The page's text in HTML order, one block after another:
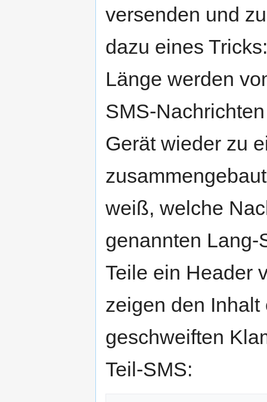
versenden und
dazu eines
Länge werden
SMS-
Gerät wieder zu
weiß, welche
genannten Lang-
Teile ein Header
zeigen den
geschweiften
Teil-SMS: